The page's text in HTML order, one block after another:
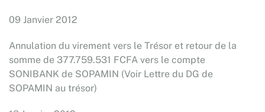
09 Janvier 2012
Annulation du virement vers le Trésor et retour de la
somme de 377.759.531 FCFA vers le compte
SONIBANK de SOPAMIN (Voir Lettre du DG de
SOPAMIN au trésor)